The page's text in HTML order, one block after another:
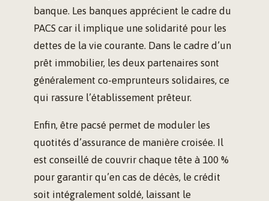
banque. Les banques apprécient le cadre du
PACS car il implique une solidarité pour les
dettes de la vie courante. Dans le cadre d’un
prêt immobilier, les deux partenaires sont
généralement co-emprunteurs solidaires, ce
qui rassure l’établissement prêteur.
Enfin, être pacsé permet de moduler les
quotités d’assurance de manière croisée. Il
est conseillé de couvrir chaque tête à 100 %
pour garantir qu’en cas de décès, le crédit
soit intégralement soldé, laissant le